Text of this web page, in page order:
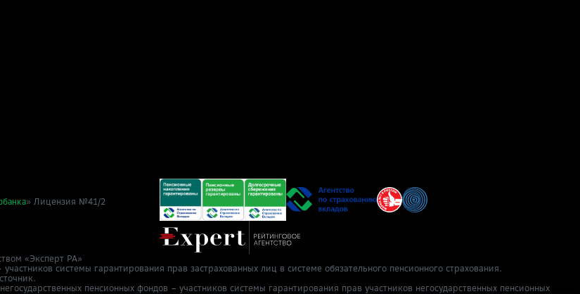
» Лицензия №41/2
«Эксперт РА»
системы гарантирования прав застрахованных лиц в системе обязательного пенсионного страхования.
пенсионных фондов – участников системы гарантирования прав участников негосударственных пенсионных